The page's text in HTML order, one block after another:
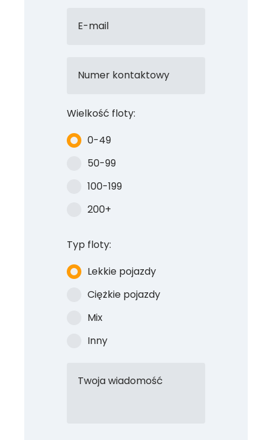
E-mail
Numer kontaktowy
Wielkość floty:
0-49
50-99
100-199
200+
Typ floty:
Lekkie pojazdy
Ciężkie pojazdy
Mix
Inny
Twoja wiadomość